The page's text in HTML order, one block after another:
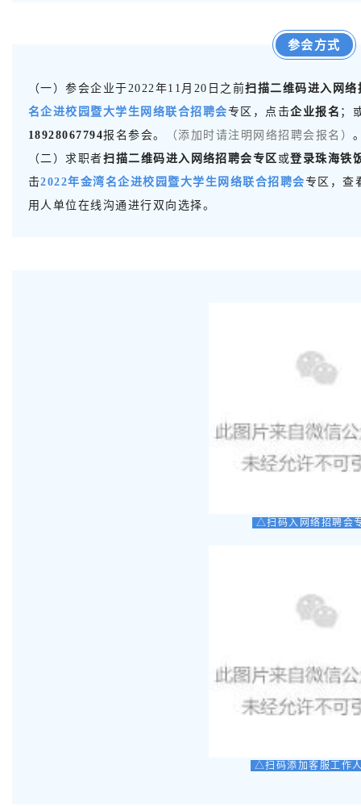
参会方式
（一）参会企业于2022年11月20日之前扫描二维码进入网络
名企进校园暨大学生网络联合招聘会专区，点击企业报名 ；
18928067794报名参会。 （添加时请注明网络招聘会报名）
（二）求职者扫描二维码进入网络招聘会专区 或登录珠海铁
击2022年金湾名企进校园暨大学生网络联合招聘会专区，查
用人单位在线沟通进行双向选择。
△扫码入网络招聘会
△扫码添加客服工作